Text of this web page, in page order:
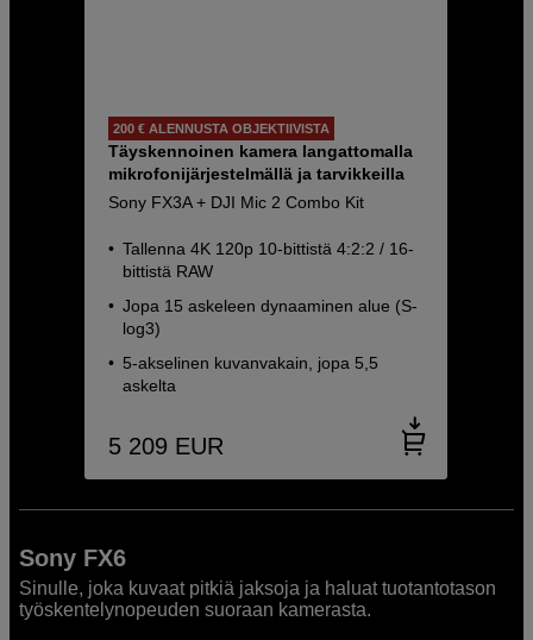
200 € ALENNUSTA OBJEKTIIVISTA
Täyskennoinen kamera langattomalla
mikrofonijärjestelmällä ja tarvikkeilla
Sony FX3A + DJI Mic 2 Combo Kit
Tallenna 4K 120p 10-bittistä 4:2:2 / 16-
bittistä RAW
Jopa 15 askeleen dynaaminen alue (S-
log3)
5-akselinen kuvanvakain, jopa 5,5
askelta
5 209 EUR
Sony FX6
Sinulle, joka kuvaat pitkiä jaksoja ja haluat tuotantotason
työskentelynopeuden suoraan kamerasta.